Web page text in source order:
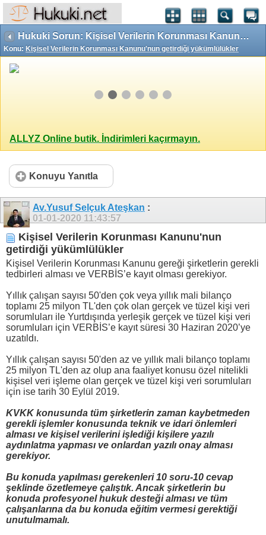
Hukuki Sorun: Kişisel Verilerin Korunması Kanunu'nun getirdiği yükümlülükler
Konu: Kişisel Verilerin Korunması Kanunu'nun getirdiği yükümlülükler
ALLYZ Online butik. İndirimleri kaçırmayın.
Konuyu Yanıtla
Av.Yusuf Selçuk Ateşkan :
01-01-2020 11:43:57
Kişisel Verilerin Korunması Kanunu'nun
getirdiği yükümlülükler
Kişisel Verilerin Korunması Kanunu gereği şirketlerin gerekli
tedbirleri alması ve VERBİS’e kayıt olması gerekiyor.
Yıllık çalışan sayısı 50'den çok veya yıllık mali bilanço
toplamı 25 milyon TL'den çok olan gerçek ve tüzel kişi veri
sorumluları ile Yurtdışında yerleşik gerçek ve tüzel kişi veri
sorumluları için VERBİS’e kayıt süresi 30 Haziran 2020’ye
uzatıldı.
Yıllık çalışan sayısı 50'den az ve yıllık mali bilanço toplamı
25 milyon TL'den az olup ana faaliyet konusu özel nitelikli
kişisel veri işleme olan gerçek ve tüzel kişi veri sorumluları
için ise tarih 30 Eylül 2019.
KVKK konusunda tüm şirketlerin zaman kaybetmeden
gerekli işlemler konusunda teknik ve idari önlemleri
alması ve kişisel verilerini işlediği kişilere yazılı
aydınlatma yapması ve onlardan yazılı onay alması
gerekiyor.
Bu konuda yapılması gerekenleri 10 soru-10 cevap
şeklinde özetlemeye çalıştık. Ancak şirketlerin bu
konuda profesyonel hukuk desteği alması ve tüm
çalışanlarına da bu konuda eğitim vermesi gerektiği
unutulmamalı.